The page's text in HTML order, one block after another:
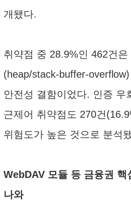
개됐다.
취약점 중 28.9%인 462건
(heap/stack-buffer-
안전성 결함이었다. 인증 우
근제어 취약점도 270건
위험도가 높은 것으로 분석
WebDAV 모듈 등 금융권 핵
나와